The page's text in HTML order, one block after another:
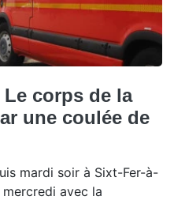
Le corps de la
une coulée de
mardi soir à Sixt-Fer-à-
avec la